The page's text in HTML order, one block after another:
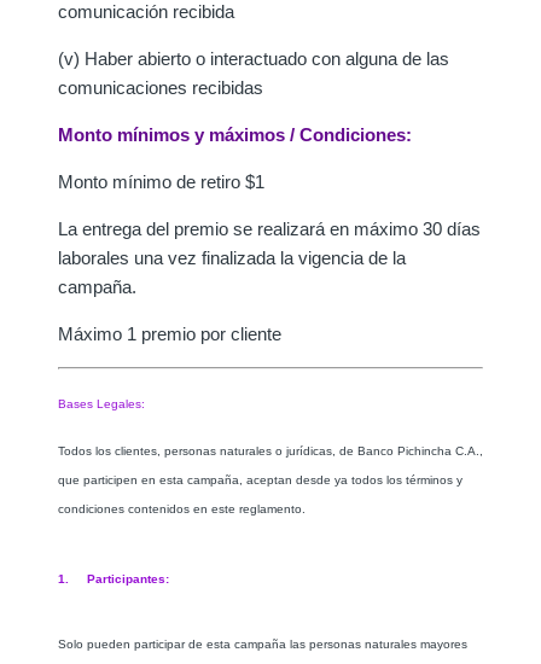
comunicación recibida
(v) Haber abierto o interactuado con alguna de las
comunicaciones recibidas
Monto mínimos y máximos / Condiciones:
Monto mínimo de retiro $1
La entrega del premio se realizará en máximo 30 días
laborales una vez finalizada la vigencia de la
campaña.
Máximo 1 premio por cliente
Bases Legales:
Todos los clientes, personas naturales o jurídicas, de Banco Pichincha C.A.,
que participen en esta campaña, aceptan desde ya todos los términos y
condiciones contenidos en este reglamento.
1. Participantes:
Solo pueden participar de esta campaña las personas naturales mayores